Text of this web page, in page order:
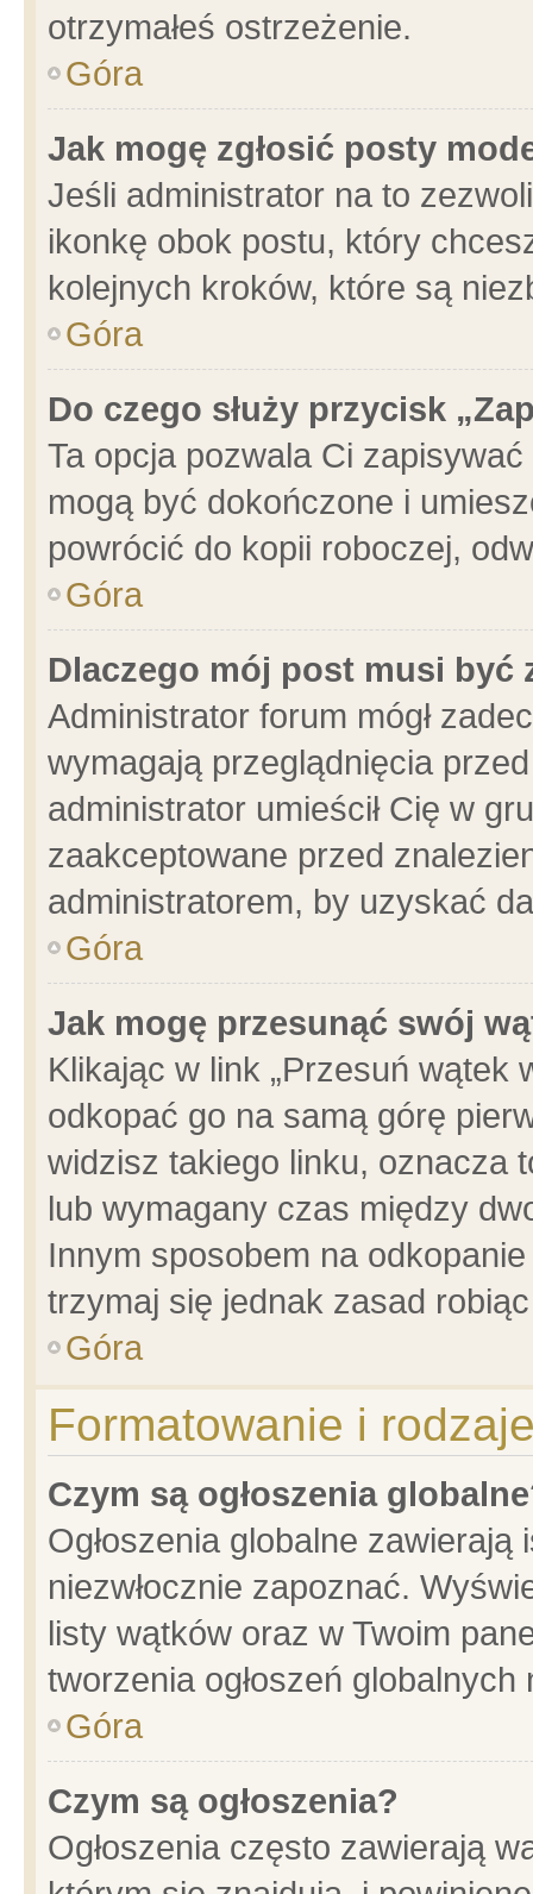
otrzymałeś ostrzeżenie.
Góra
Jak mogę zgłosić posty
Jeśli administrator na to
ikonkę obok postu, który
kolejnych kroków, które są
Góra
Do czego służy przycisk
Ta opcja pozwala Ci
mogą być dokończone i
powrócić do kopii roboczej,
Góra
Dlaczego mój post musi być
Administrator forum mógł
wymagają przeglądnięcia
administrator umieścił Cię w
zaakceptowane przed
administratorem, by uzyskać
Góra
Jak mogę przesunąć swój
Klikając w link „Przesuń wątek
odkopać go na samą górę
widzisz takiego linku, oznacza
lub wymagany czas między
Innym sposobem na
trzymaj się jednak zasad
Góra
Formatowanie i
Czym są ogłoszenia
Ogłoszenia globalne
niezwłocznie zapoznać.
listy wątków oraz w Twoim
tworzenia ogłoszeń
Góra
Czym są ogłoszenia?
Ogłoszenia często zawierają